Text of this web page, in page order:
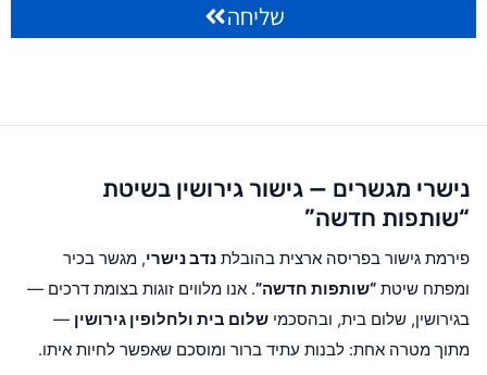
שליחה
נישרי מגשרים — גישור גירושין בשיטת
“שותפות חדשה”
פירמת גישור בפריסה ארצית בהובלת נדב נישרי, מגשר בכיר
ומפתח שיטת “שותפות חדשה”. אנו מלווים זוגות בצומת דרכים —
בגירושין, שלום בית, ובהסכמי שלום בית ולחלופין גירושין —
מתוך מטרה אחת: לבנות עתיד ברור ומוסכם שאפשר לחיות איתו.